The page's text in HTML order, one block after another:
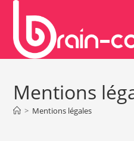
Mentions
> Mentions légales